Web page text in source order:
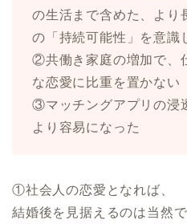
の生活まで含めた、より
の「持続可能性」を意識
②共働き家庭の増加で、
な恋愛に比重を置かない
③マッチングアプリの浸
より容易になった
①社会人の恋愛となれば、
結婚後を見据えるのは当然で